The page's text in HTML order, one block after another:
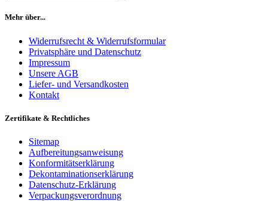
Mehr über...
Widerrufsrecht & Widerrufsformular
Privatsphäre und Datenschutz
Impressum
Unsere AGB
Liefer- und Versandkosten
Kontakt
Zertifikate & Rechtliches
Sitemap
Aufbereitungsanweisung
Konformitätserklärung
Dekontaminationserklärung
Datenschutz-Erklärung
Verpackungsverordnung